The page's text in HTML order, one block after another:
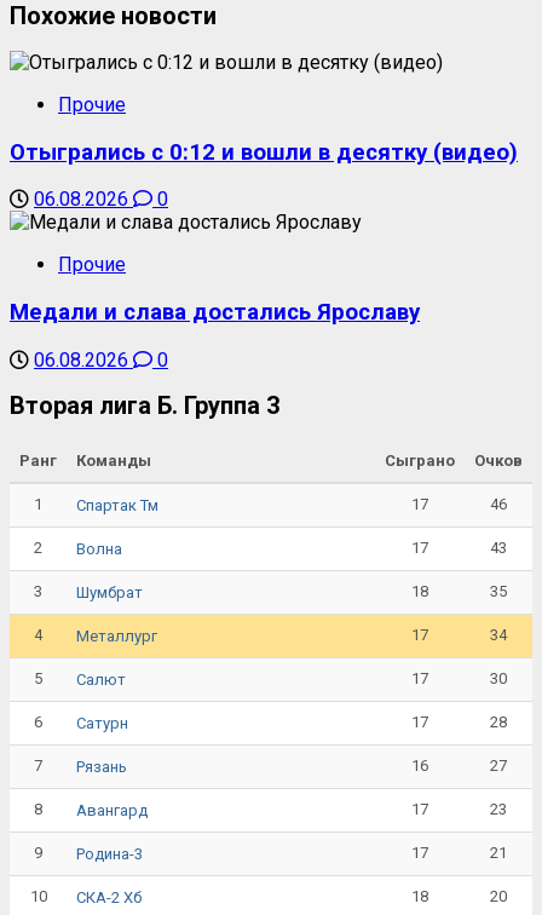
Похожие новости
Прочие
Отыгрались с 0:12 и вошли в десятку (видео)
06.08.2026 0
Прочие
Медали и слава достались Ярославу
06.08.2026 0
Вторая лига Б. Группа 3
Ранг Команды Сыграно Очков
1 Спартак Тм 17 46
2 Волна 17 43
3 Шумбрат 18 35
4 Металлург 17 34
5 Салют 17 30
6 Сатурн 17 28
7 Рязань 16 27
8 Авангард 17 23
9 Родина-3 17 21
10 СКА-2 Хб 18 20